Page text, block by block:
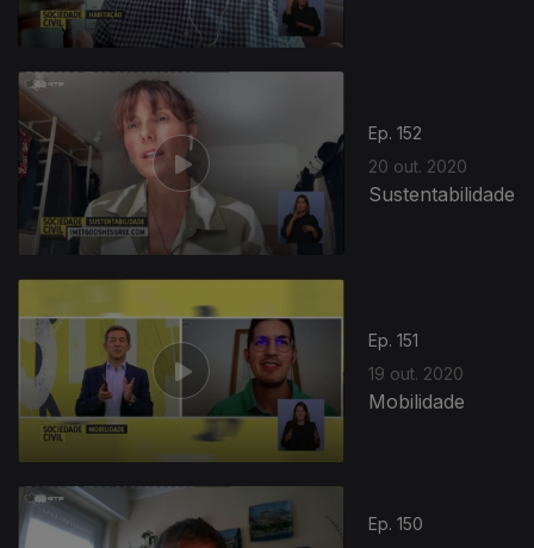
Ep. 152
20 out. 2020
Sustentabilidade
Ep. 151
19 out. 2020
Mobilidade
Ep. 150